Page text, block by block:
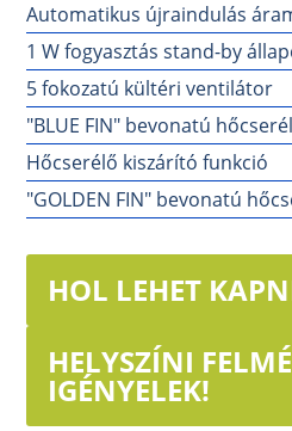
Automatikus újraindulás
1 W fogyasztás stand-by
5 fokozatú kültéri ventilátor
"BLUE FIN" bevonatú
Hőcserélő kiszárító funkció
"GOLDEN FIN" bevonatú
HOL LEHET
HELYSZÍNI
IGÉNYELEK!